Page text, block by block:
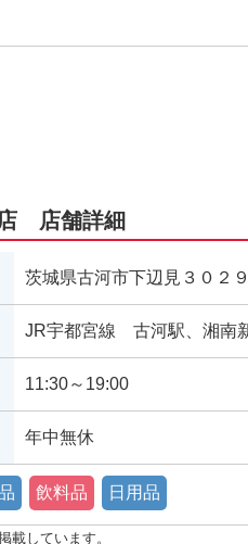
店舗詳細
茨城県古河市下辺見３０２９
JR宇都宮線 古河駅、湘南
11:30～19:00
年中無休
飲料品 日用品
載しています。